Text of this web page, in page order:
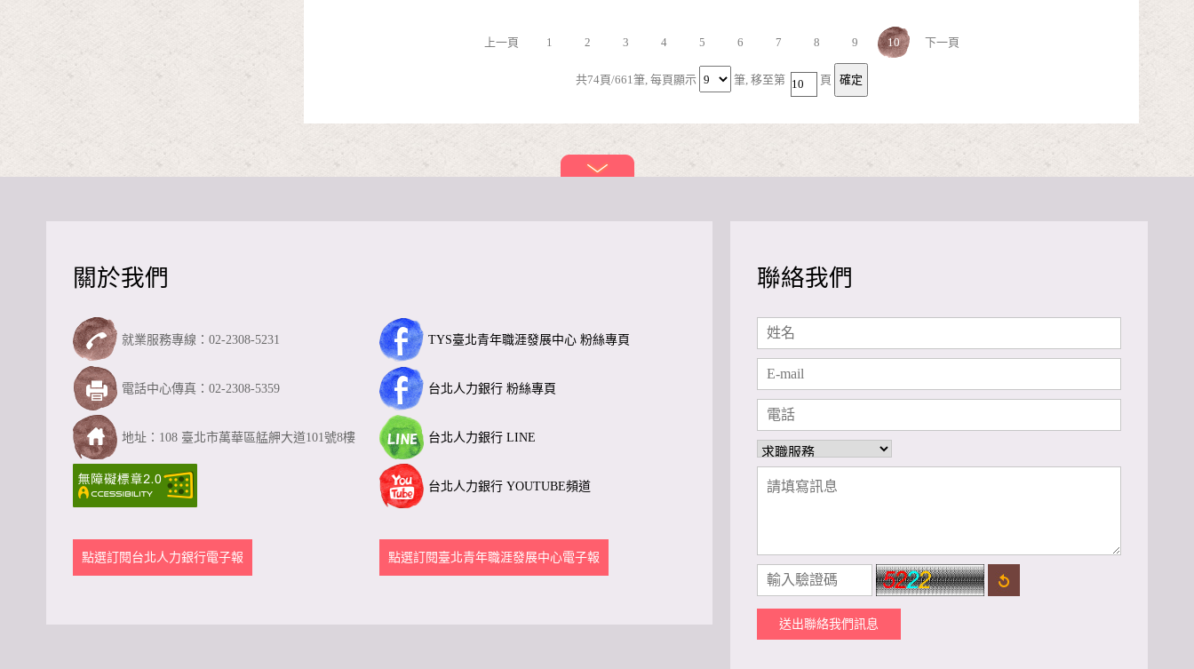
上一頁 1 2 3 4 5 6 7 8 9 10 下一頁
共74頁/661筆, 每頁顯示 筆, 移至第 頁
關於我們
就業服務專線：02-2308-5231 TYS臺北青年職涯發展中心 粉絲專頁
電話中心傳真：02-2308-5359 台北人力銀行 粉絲專頁
地址：108 臺北市萬華區艋舺大道101號8樓 台北人力銀行 LINE
台北人力銀行 YOUTUBE頻道
點選訂閱台北人力銀行電子報 點選訂閱臺北青年職涯發展中心電子報
聯絡我們
送出聯絡我們訊息